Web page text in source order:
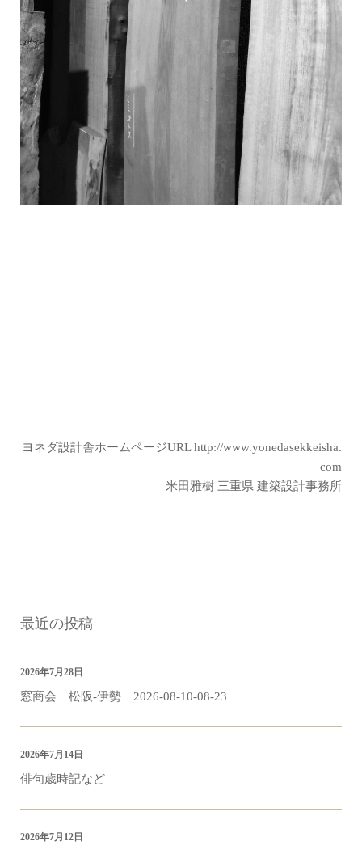
ヨネダ設計舎ホームページURLhttp://www.yonedasekkeisha.
com
米田雅樹 三重県 建築設計事務所
最近の投稿
窓商会 松阪-伊勢 2026-08-10-08-23
2026年7月28日
俳句歳時記など
2026年7月14日
2026年7月12日